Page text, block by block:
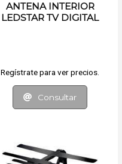
ANTENA INTERIOR
LEDSTAR TV DIGITAL
Regístrate para ver precios.
Consultar